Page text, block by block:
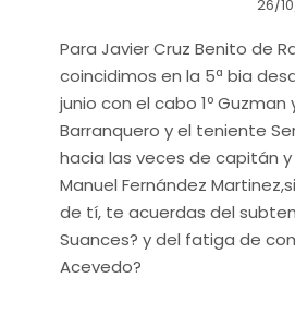
26/
Para Javier Cruz Benito de
coincidimos en la 5ª bia
junio con el cabo 1º
Barranquero y el teniente
hacia las veces de capitán
Manuel Fernández
de tí, te acuerdas del
Suances? y del fatiga de
Acevedo?